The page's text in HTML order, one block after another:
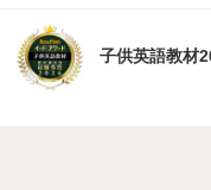
子供英語教材